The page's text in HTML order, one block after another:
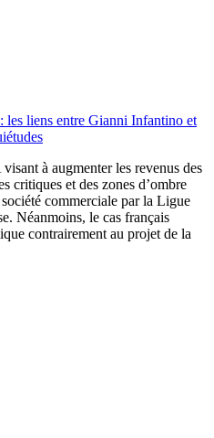
les liens entre Gianni Infantino et
à augmenter les revenus des
critiques et des zones d’ombre
commerciale par la Ligue
Néanmoins, le cas français
contrairement au projet de la